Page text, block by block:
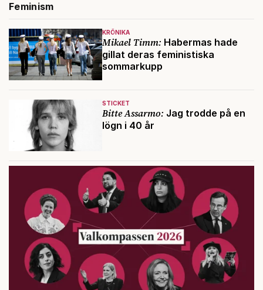
Feminism
KRÖNIKA
Mikael Timm: Habermas hade
gillat deras feministiska
sommarkupp
STICKET
Bitte Assarmo: Jag trodde på en
lögn i 40 år